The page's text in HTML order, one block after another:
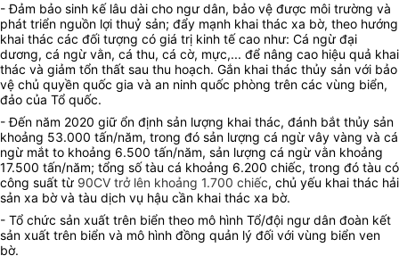
- Đảm bảo sinh kế lâu dài cho ngư dân, bảo vệ được môi trường và
phát triển nguồn lợi thuỷ sản; đẩy mạnh khai thác xa bờ, theo hướng
khai thác các đối tượng có giá trị kinh tế cao như: Cá ngừ đại
dương, cá ngừ vằn, cá thu, cá cờ, mực,... để nâng cao hiệu quả khai
thác và giảm tổn thất sau thu hoạch. Gắn khai thác thủy sản với bảo
vệ chủ quyền quốc gia và an ninh quốc phòng trên các vùng biển,
đảo của Tổ quốc.
- Đến năm 2020 giữ ổn định sản lượng khai thác, đánh bắt thủy sản
khoảng 53.000 tấn/năm, trong đó sản lượng cá ngừ vây vàng và cá
ngừ mắt to khoảng 6.500 tấn/năm, sản lượng cá ngừ vằn khoảng
17.500 tấn/năm; tổng số tàu cá khoảng 6.200 chiếc, trong đó tàu có
công suất từ 90CV trở lên khoảng 1.700 chiếc, chủ yếu khai thác hải
sản xa bờ và tàu dịch vụ hậu cần khai thác xa bờ.
- Tổ chức sản xuất trên biển theo mô hình Tổ/đội ngư dân đoàn kết
sản xuất trên biển và mô hình đồng quản lý đối với vùng biển ven
bờ.